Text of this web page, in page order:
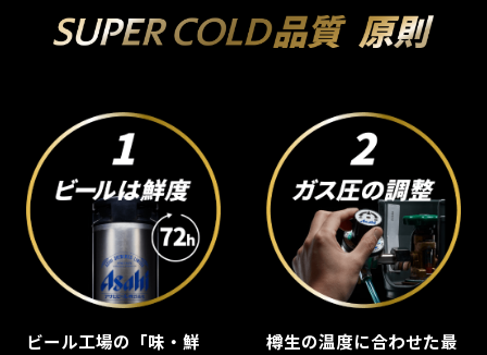
ビール工場の「味・鮮
樽生の温度に合わせた最